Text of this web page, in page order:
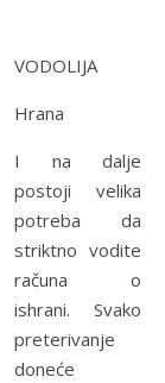
VODOLIJA
Hrana
I na dalje
postoji velika
potreba da
striktno vodite
računa o
ishrani. Svako
preterivanje
doneće